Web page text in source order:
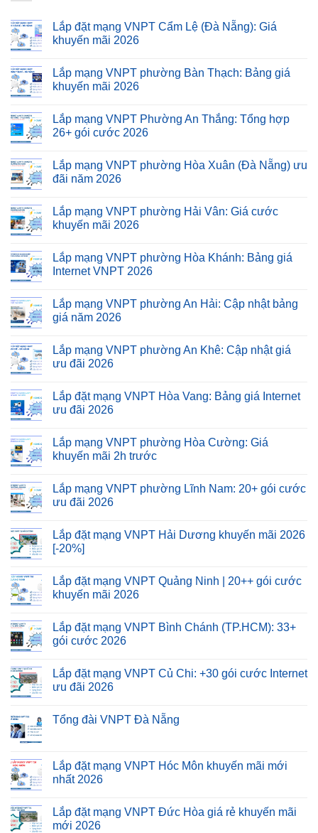
Lắp đặt mạng VNPT Cẩm Lệ (Đà Nẵng): Giá
khuyến mãi 2026
Lắp mạng VNPT phường Bàn Thạch: Bảng giá
khuyến mãi 2026
Lắp mạng VNPT Phường An Thắng: Tổng hợp
26+ gói cước 2026
Lắp mạng VNPT phường Hòa Xuân (Đà Nẵng) ưu
đãi năm 2026
Lắp mạng VNPT phường Hải Vân: Giá cước
khuyến mãi 2026
Lắp mạng VNPT phường Hòa Khánh: Bảng giá
Internet VNPT 2026
Lắp mạng VNPT phường An Hải: Cập nhật bảng
giá năm 2026
Lắp mạng VNPT phường An Khê: Cập nhật giá
ưu đãi 2026
Lắp đặt mạng VNPT Hòa Vang: Bảng giá Internet
ưu đãi 2026
Lắp mạng VNPT phường Hòa Cường: Giá
khuyến mãi 2h trước
Lắp mạng VNPT phường Lĩnh Nam: 20+ gói cước
ưu đãi 2026
Lắp đặt mạng VNPT Hải Dương khuyến mãi 2026
[-20%]
Lắp đặt mạng VNPT Quảng Ninh | 20++ gói cước
khuyến mãi 2026
Lắp đặt mạng VNPT Bình Chánh (TP.HCM): 33+
gói cước 2026
Lắp đặt mạng VNPT Củ Chi: +30 gói cước Internet
ưu đãi 2026
Tổng đài VNPT Đà Nẵng
Lắp đặt mạng VNPT Hóc Môn khuyến mãi mới
nhất 2026
Lắp đặt mạng VNPT Đức Hòa giá rẻ khuyến mãi
mới 2026